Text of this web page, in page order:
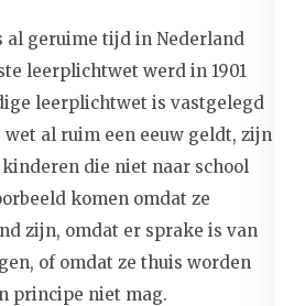
al geruime tijd in Nederland
leerplichtwet werd in 1901
leerplichtwet is vastgelegd
wet al ruim een eeuw geldt, zijn
die niet naar school
komen omdat ze
zijn, omdat er sprake is van
of omdat ze thuis worden
principe niet mag.